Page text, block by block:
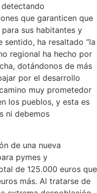
que garanticen que
sus habitantes y
sentido, ha resaltado “la
regional ha hecho por
dotándonos de más
por el desarrollo
muy prometedor
los pueblos, y esta es
ni debemos
de una nueva
pymes y
de 125.000 euros que
más. Al tratarse de